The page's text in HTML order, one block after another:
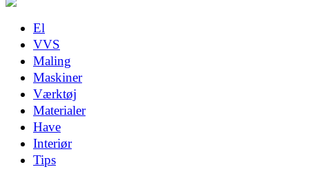
El
VVS
Maling
Maskiner
Værktøj
Materialer
Have
Interiør
Tips